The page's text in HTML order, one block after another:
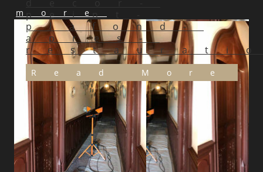
peint-
plafond-
apres-
Read More